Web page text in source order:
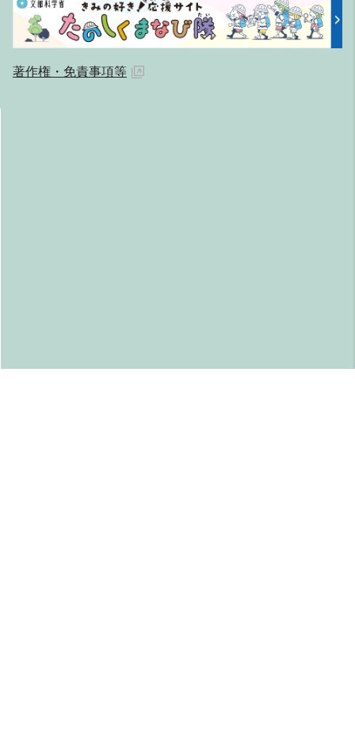
著作権・免責事項等